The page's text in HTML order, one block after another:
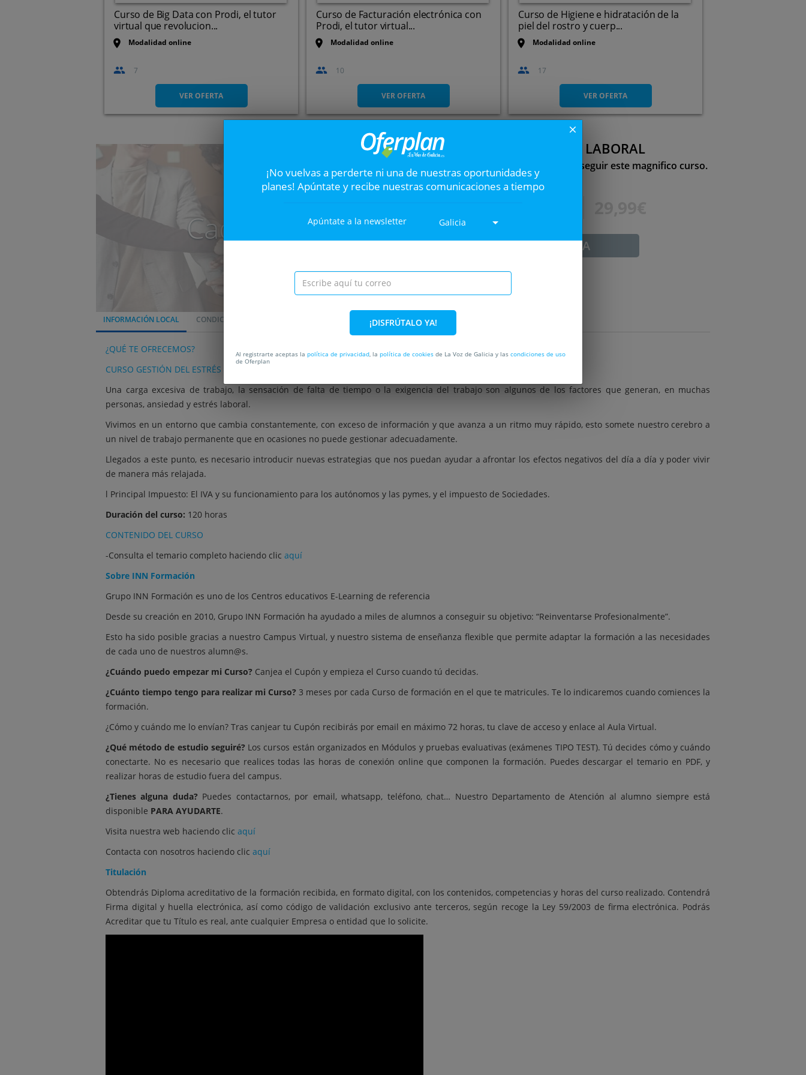
Curso de Big Data con Prodi, el tutor
virtual que revolucion...
Modalidad online
7
VER OFERTA
Curso de Facturación electrónica con
Prodi, el tutor virtual...
Modalidad online
10
VER OFERTA
Curso de Higiene e hidratación de la
piel del rostro y cuerp...
Modalidad online
17
VER OFERTA
Caducada
CURSO GESTIÓN DEL ESTRÉS LABORAL
No pierdas la gran oportunidad de conseguir este magnifico curso.
CADUCADA
INFORMACIÓN LOCAL CONDICIONES
¿QUÉ TE OFRECEMOS?
CURSO GESTIÓN DEL ESTRÉS LABORAL. ¡Por tan sólo 29,99€ en lugar de 68,50€! ¡Una locura!
Una carga excesiva de trabajo, la sensación de falta de tiempo o la exigencia del trabajo son algunos de los factores que generan, en muchas
personas, ansiedad y estrés laboral.
Vivimos en un entorno que cambia constantemente, con exceso de información y que avanza a un ritmo muy rápido, esto somete nuestro cerebro a
un nivel de trabajo permanente que en ocasiones no puede gestionar adecuadamente.
Llegados a este punto, es necesario introducir nuevas estrategias que nos puedan ayudar a afrontar los efectos negativos del día a día y poder vivir
de manera más relajada.
l Principal Impuesto: El IVA y su funcionamiento para los autónomos y las pymes, y el impuesto de Sociedades.
Duración del curso: 120 horas
CONTENIDO DEL CURSO
-Consulta el temario completo haciendo clic aquí
Sobre INN Formación
Grupo INN Formación es uno de los Centros educativos E-Learning de referencia
Desde su creación en 2010, Grupo INN Formación ha ayudado a miles de alumnos a conseguir su objetivo: “Reinventarse Profesionalmente”.
Esto ha sido posible gracias a nuestro Campus Virtual, y nuestro sistema de enseñanza flexible que permite adaptar la formación a las necesidades
de cada uno de nuestros alumn@s.
¿Cuándo puedo empezar mi Curso? Canjea el Cupón y empieza el Curso cuando tú decidas.
¿Cuánto tiempo tengo para realizar mi Curso? 3 meses por cada Curso de formación en el que te matricules. Te lo indicaremos cuando comiences la
formación.
¿Cómo y cuándo me lo envían? Tras canjear tu Cupón recibirás por email en máximo 72 horas, tu clave de acceso y enlace al Aula Virtual.
¿Qué método de estudio seguiré?Los cursos están organizados en Módulos y pruebas evaluativas (exámenes TIPO TEST). Tú decides cómo y cuándo
conectarte. No es necesario que realices todas las horas de conexión online que componen la formación. Puedes descargar el temario en PDF, y
realizar horas de estudio fuera del campus.
¿Tienes alguna duda?Puedes contactarnos, por email, whatsapp, teléfono, chat… Nuestro Departamento de Atención al alumno siempre está
disponible PARA AYUDARTE.
Visita nuestra web haciendo clic aquí
Contacta con nosotros haciendo clic aquí
Titulación
Obtendrás Diploma acreditativo de la formación recibida, en formato digital, con los contenidos, competencias y horas del curso realizado. Contendrá
Firma digital y huella electrónica, así como código de validación exclusivo ante terceros, según recoge la Ley 59/2003 de firma electrónica. Podrás
Acreditar que tu Título es real, ante cualquier Empresa o entidad que lo solicite.
close
¡No vuelvas a perderte ni una de nuestras oportunidades y
planes! Apúntate y recibe nuestras comunicaciones a tiempo
Apúntate a la newsletter Galicia
¡DISFRÚTALO YA!
Al registrarte aceptas la política de privacidad , la política de cookies de La Voz de Galicia y las condiciones de uso
de Oferplan